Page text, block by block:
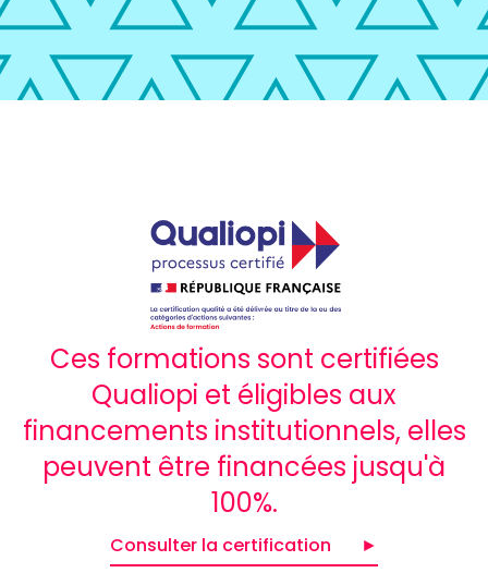
Ces formations sont certifiées
Qualiopi et éligibles aux
financements institutionnels, elles
peuvent être financées jusqu'à
100%.
Consulter la certification